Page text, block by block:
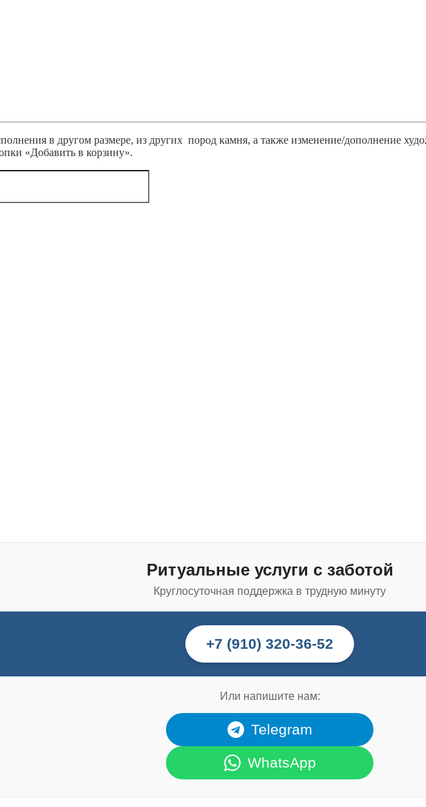
в другом размере, из других пород камня, а также изменение/дополнение
«Добавить в корзину».
Ритуальные услуги с заботой
Круглосуточная поддержка в трудную минуту
+7 (910) 320-36-52
Или напишите нам:
Telegram
WhatsApp